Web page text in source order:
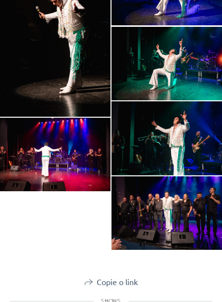
Copie o link